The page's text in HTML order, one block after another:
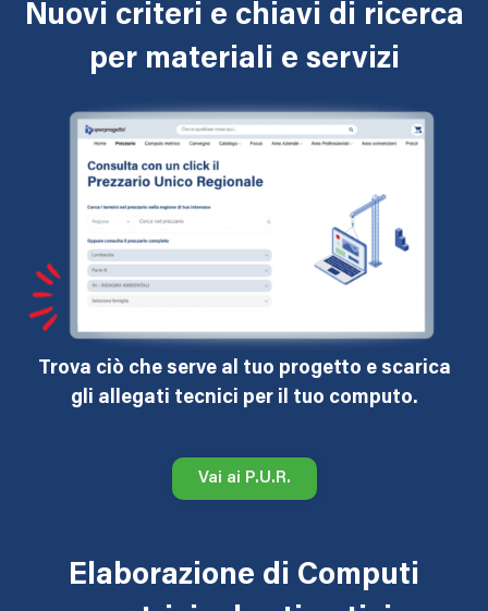
Nuovi criteri e chiavi di ricerca
per materiali e servizi
Trova ciò che serve al tuo progetto e scarica
gli allegati tecnici per il tuo computo.
Vai ai P.U.R.
Elaborazione di Computi